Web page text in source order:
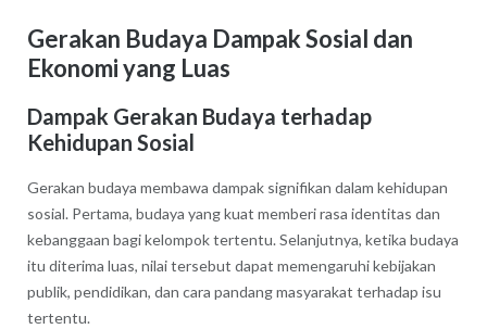
Gerakan Budaya Dampak Sosial dan
Ekonomi yang Luas
Dampak Gerakan Budaya terhadap
Kehidupan Sosial
Gerakan budaya membawa dampak signifikan dalam kehidupan
sosial. Pertama, budaya yang kuat memberi rasa identitas dan
kebanggaan bagi kelompok tertentu. Selanjutnya, ketika budaya
itu diterima luas, nilai tersebut dapat memengaruhi kebijakan
publik, pendidikan, dan cara pandang masyarakat terhadap isu
tertentu.